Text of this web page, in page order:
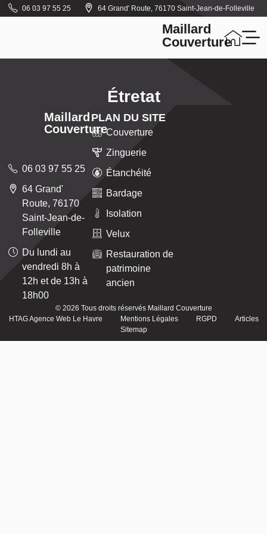
06 03 97 55 25 64 Grand' Route, 76170 Saint-Jean-de-Folleville
Maillard
Couverture
Étretat
Maillard
Couverture
06 03 97 55 25
64 Grand'
Route, 76170
Saint-Jean-de-
Folleville
Du lundi au
vendredi 8h à
12h et de 13h à
18h00
PLAN DU SITE
Couverture
Zinguerie
Étanchéité
Bardage
Isolation
Velux
Restauration de
patrimoine
ancien
© 2026 Tous droits réservés Maillard Couverture
HTAG Agence Web Le Havre
Mentions Légales RGPD
Articles
Sitemap